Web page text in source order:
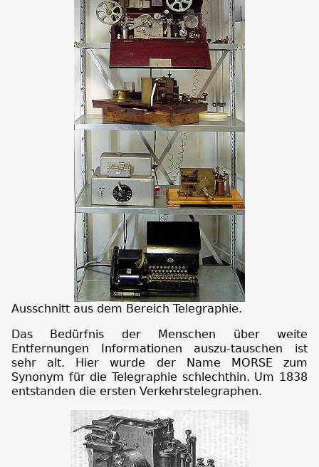
Ausschnitt aus dem Bereich Telegraphie.
Das Bedürfnis der Menschen über weite
Entfernungen Informationen auszu-tauschen ist
sehr alt. Hier wurde der Name MORSE zum
Synonym für die Telegraphie schlechthin. Um 1838
entstanden die ersten Verkehrstelegraphen.